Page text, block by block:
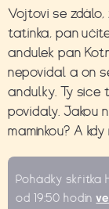
Vojtovi se zdálo,
tatínka, pan
andulek pan
nepovídal a on
andulky. Ty
povídaly. Jakou
maminkou? A
Pohádky skřítka
od 19:50 hodin